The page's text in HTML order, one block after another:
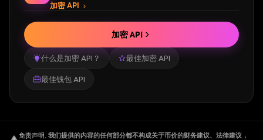
加密 API
什么是加密 API？ 最佳加密 API
最佳钱包 API
加密 API
免责声明. 我们提供的内容的任何部分都不构成关于币价的财务建议、法律建议，